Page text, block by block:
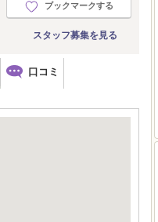
ブックマークする
スタッフ募集を見る
口コミ